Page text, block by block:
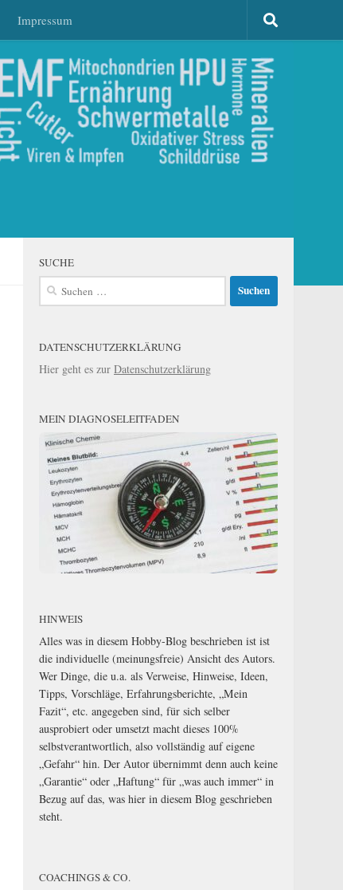
Impressum
SUCHE
Suchen
DATENSCHUTZERKLÄRUNG
Hier geht es zur Datenschutzerklärung
MEIN DIAGNOSELEITFADEN
HINWEIS
Alles was in diesem Hobby-Blog beschrieben ist ist
die individuelle (meinungsfreie) Ansicht des Autors.
Wer Dinge, die u.a. als Verweise, Hinweise, Ideen,
Tipps, Vorschläge, Erfahrungsberichte, „Mein
Fazit“, etc. angegeben sind, für sich selber
ausprobiert oder umsetzt macht dieses 100%
selbstverantwortlich, also vollständig auf eigene
„Gefahr“ hin. Der Autor übernimmt denn auch keine
„Garantie“ oder „Haftung“ für „was auch immer“ in
Bezug auf das, was hier in diesem Blog geschrieben
steht.
COACHINGS & CO.